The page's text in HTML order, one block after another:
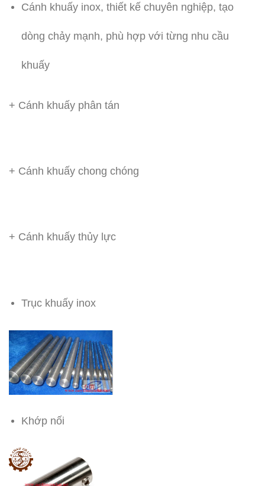
Cánh khuấy inox, thiết kế chuyên nghiệp, tạo
dòng chảy mạnh, phù hợp với từng nhu cầu
khuấy
+ Cánh khuấy phân tán
+ Cánh khuấy chong chóng
+ Cánh khuấy thủy lực
Trục khuấy inox
Khớp nối